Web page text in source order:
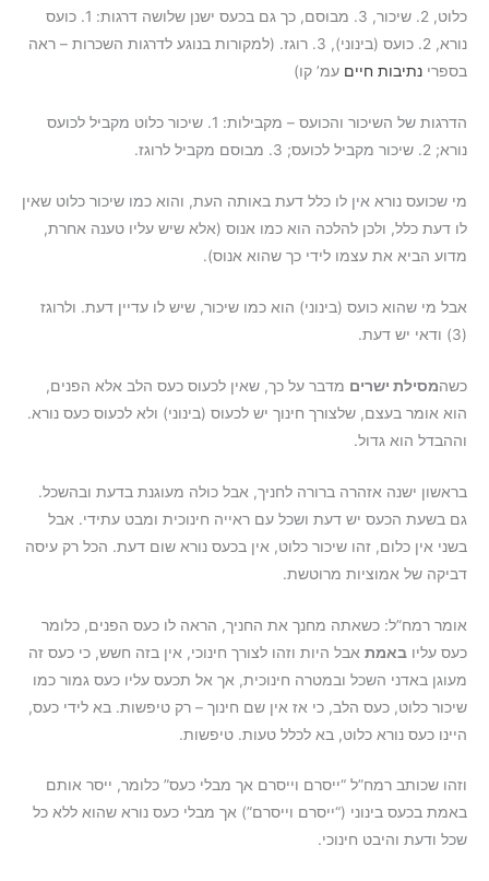
כלוט, 2. שיכור, 3. מבוסם, כך גם בכעס ישנן שלושה דרגות: 1. כועס
נורא, 2. כועס (בינוני), 3. רוגז. (למקורות בנוגע לדרגות השכרות – ראה
בספרי נתיבות חיים עמ’ קו)
הדרגות של השיכור והכועס – מקבילות: 1. שיכור כלוט מקביל לכועס
נורא; 2. שיכור מקביל לכועס; 3. מבוסם מקביל לרוגז.
מי שכועס נורא אין לו כלל דעת באותה העת, והוא כמו שיכור כלוט שאין
לו דעת כלל, ולכן להלכה הוא כמו אנוס (אלא שיש עליו טענה אחרת,
מדוע הביא את עצמו לידי כך שהוא אנוס).
אבל מי שהוא כועס (בינוני) הוא כמו שיכור, שיש לו עדיין דעת. ולרוגז
(3) ודאי יש דעת.
כשהמסילת ישרים מדבר על כך, שאין לכעוס כעס הלב אלא הפנים,
הוא אומר בעצם, שלצורך חינוך יש לכעוס (בינוני) ולא לכעוס כעס נורא.
וההבדל הוא גדול.
בראשון ישנה אזהרה ברורה לחניך, אבל כולה מעוגנת בדעת ובהשכל.
גם בשעת הכעס יש דעת ושכל עם ראייה חינוכית ומבט עתידי. אבל
בשני אין כלום, זהו שיכור כלוט, אין בכעס נורא שום דעת. הכל רק עיסה
דביקה של אמוציות מרוטשת.
אומר רמח”ל: כשאתה מחנך את החניך, הראה לו כעס הפנים, כלומר
כעס עליו באמת אבל היות וזהו לצורך חינוכי, אין בזה חשש, כי כעס זה
מעוגן באדני השכל ובמטרה חינוכית, אך אל תכעס עליו כעס גמור כמו
שיכור כלוט, כעס הלב, כי אז אין שם חינוך – רק טיפשות. בא לידי כעס,
היינו כעס נורא כלוט, בא לכלל טעות. טיפשות.
וזהו שכותב רמח”ל “ייסרם וייסרם אך מבלי כעס” כלומר, ייסר אותם
באמת בכעס בינוני (“ייסרם וייסרם”) אך מבלי כעס נורא שהוא ללא כל
שכל ודעת והיבט חינוכי.